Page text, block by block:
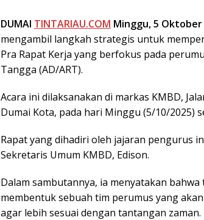
DUMAI TINTARIAU.COM Minggu, 5 Oktober
mengambil langkah strategis untuk
Pra Rapat Kerja yang berfokus pada
Tangga (AD/ART).
Acara ini dilaksanakan di markas KMBD,
Dumai Kota, pada hari Minggu (5/10/2025)
Rapat yang dihadiri oleh jajaran pengurus
Sekretaris Umum KMBD, Edison.
Dalam sambutannya, ia menyatakan
membentuk sebuah tim perumus yang
agar lebih sesuai dengan tantangan zaman.